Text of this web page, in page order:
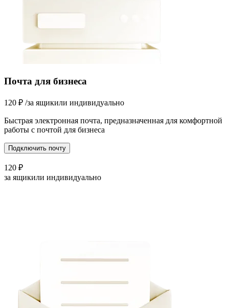
Почта для бизнеса
120 ₽ /за ящикили индивидуально
Быстрая электронная почта, предназначенная для комфортной
работы с почтой для бизнеса
Подключить почту
120 ₽
за ящикили индивидуально